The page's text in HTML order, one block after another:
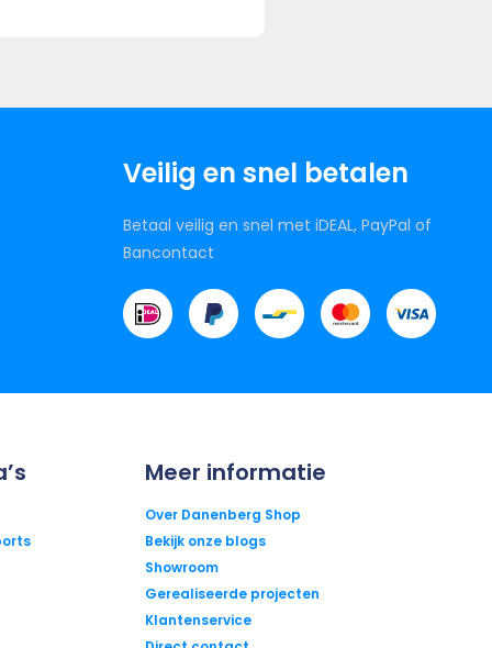
Veilig en snel betalen
Betaal veilig en snel met iDEAL, PayPal of
Bancontact
Meer informatie
Over Danenberg Shop
Bekijk onze blogs
Showroom
Gerealiseerde projecten
Klantenservice